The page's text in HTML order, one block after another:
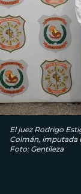
El juez Rodrigo
Colmán, imputada
Foto: Gentileza